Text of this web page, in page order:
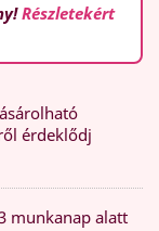
Részletekért
érdeklődj
munkanap alatt